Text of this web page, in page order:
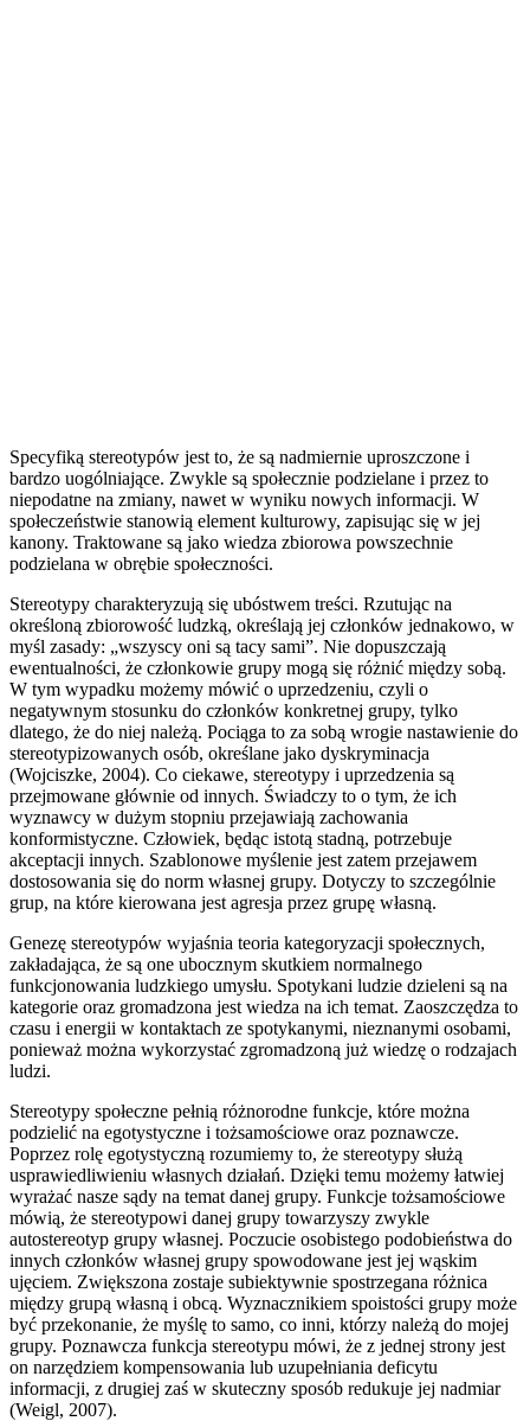
Specyfiką stereotypów jest to, że są nadmiernie uproszczone i
bardzo uogólniające. Zwykle są społecznie podzielane i przez to
niepodatne na zmiany, nawet w wyniku nowych informacji. W
społeczeństwie stanowią element kulturowy, zapisując się w jej
kanony. Traktowane są jako wiedza zbiorowa powszechnie
podzielana w obrębie społeczności.
Stereotypy charakteryzują się ubóstwem treści. Rzutując na
określoną zbiorowość ludzką, określają jej członków jednakowo, w
myśl zasady: „wszyscy oni są tacy sami”. Nie dopuszczają
ewentualności, że członkowie grupy mogą się różnić między sobą.
W tym wypadku możemy mówić o uprzedzeniu, czyli o
negatywnym stosunku do członków konkretnej grupy, tylko
dlatego, że do niej należą. Pociąga to za sobą wrogie nastawienie do
stereotypizowanych osób, określane jako dyskryminacja
(Wojciszke, 2004). Co ciekawe, stereotypy i uprzedzenia są
przejmowane głównie od innych. Świadczy to o tym, że ich
wyznawcy w dużym stopniu przejawiają zachowania
konformistyczne. Człowiek, będąc istotą stadną, potrzebuje
akceptacji innych. Szablonowe myślenie jest zatem przejawem
dostosowania się do norm własnej grupy. Dotyczy to szczególnie
grup, na które kierowana jest agresja przez grupę własną.
Genezę stereotypów wyjaśnia teoria kategoryzacji społecznych,
zakładająca, że są one ubocznym skutkiem normalnego
funkcjonowania ludzkiego umysłu. Spotykani ludzie dzieleni są na
kategorie oraz gromadzona jest wiedza na ich temat. Zaoszczędza to
czasu i energii w kontaktach ze spotykanymi, nieznanymi osobami,
ponieważ można wykorzystać zgromadzoną już wiedzę o rodzajach
ludzi.
Stereotypy społeczne pełnią różnorodne funkcje, które można
podzielić na egotystyczne i tożsamościowe oraz poznawcze.
Poprzez rolę egotystyczną rozumiemy to, że stereotypy służą
usprawiedliwieniu własnych działań. Dzięki temu możemy łatwiej
wyrażać nasze sądy na temat danej grupy. Funkcje tożsamościowe
mówią, że stereotypowi danej grupy towarzyszy zwykle
autostereotyp grupy własnej. Poczucie osobistego podobieństwa do
innych członków własnej grupy spowodowane jest jej wąskim
ujęciem. Zwiększona zostaje subiektywnie spostrzegana różnica
między grupą własną i obcą. Wyznacznikiem spoistości grupy może
być przekonanie, że myślę to samo, co inni, którzy należą do mojej
grupy. Poznawcza funkcja stereotypu mówi, że z jednej strony jest
on narzędziem kompensowania lub uzupełniania deficytu
informacji, z drugiej zaś w skuteczny sposób redukuje jej nadmiar
(Weigl, 2007).